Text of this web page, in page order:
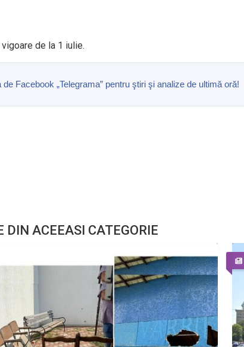
de la 1 iulie.
Facebook „Telegrama” pentru ştiri şi analize de ultimă oră!
DIN ACEEASI CATEGORIE